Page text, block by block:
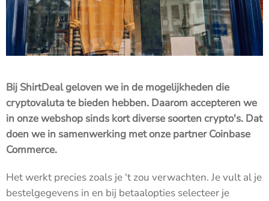
Bij ShirtDeal geloven we in de mogelijkheden die
cryptovaluta te bieden hebben. Daarom accepteren we
in onze webshop sinds kort diverse soorten crypto's. Dat
doen we in samenwerking met onze partner Coinbase
Commerce.
Het werkt precies zoals je ‘t zou verwachten. Je vult al je
bestelgegevens in en bij betaalopties selecteer je